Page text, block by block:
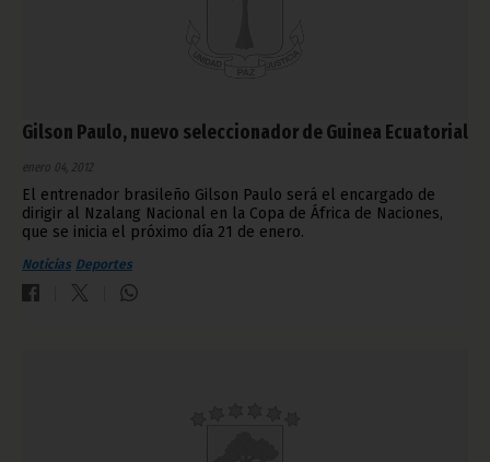
Gilson Paulo, nuevo seleccionador de Guinea Ecuatorial
enero 04, 2012
El entrenador brasileño Gilson Paulo será el encargado de
dirigir al Nzalang Nacional en la Copa de África de Naciones,
que se inicia el próximo día 21 de enero.
Noticias Deportes